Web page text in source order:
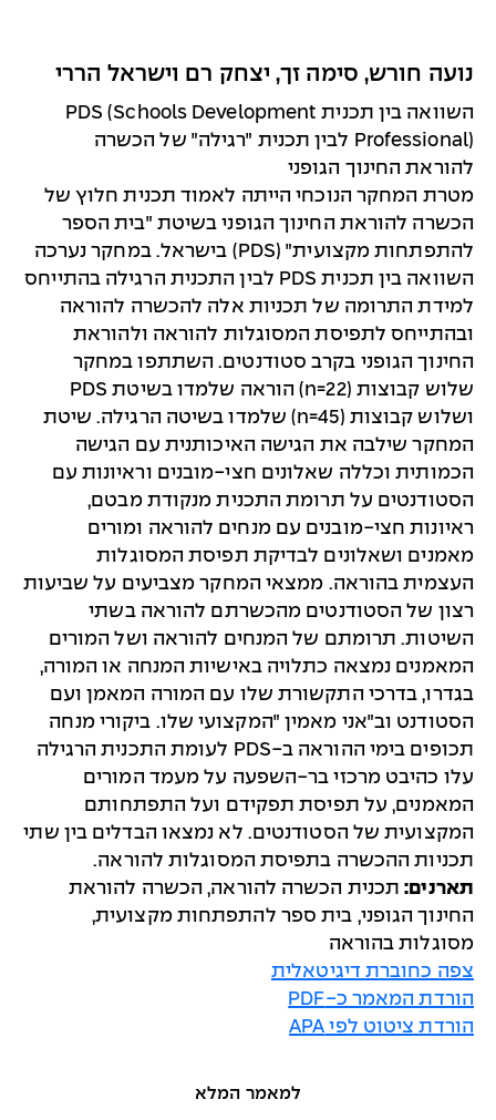
נועה חורש, סימה זך, יצחק רם וישראל הררי
השוואה בין תכנית PDS (Schools Development
Professional) לבין תכנית ״רגילה״ של הכשרה
להוראת החינוך הגופני
מטרת המחקר הנוכחי הייתה לאמוד תכנית חלוץ של
הכשרה להוראת החינוך הגופני בשיטת ״בית הספר
להתפתחות מקצועית״ (PDS) בישראל. במחקר נערכה
השוואה בין תכנית PDS לבין התכנית הרגילה בהתייחס
למידת התרומה של תכניות אלה להכשרה להוראה
ובהתייחס לתפיסת המסוגלות להוראה ולהוראת
החינוך הגופני בקרב סטודנטים. השתתפו במחקר
שלוש קבוצות (n=22) הוראה שלמדו בשיטת PDS
ושלוש קבוצות (n=45) שלמדו בשיטה הרגילה. שיטת
המחקר שילבה את הגישה האיכותנית עם הגישה
הכמותית וכללה שאלונים חצי-מובנים וראיונות עם
הסטודנטים על תרומת התכנית מנקודת מבטם,
ראיונות חצי-מובנים עם מנחים להוראה ומורים
מאמנים ושאלונים לבדיקת תפיסת המסוגלות
העצמית בהוראה. ממצאי המחקר מצביעים על שביעות
רצון של הסטודנטים מהכשרתם להוראה בשתי
השיטות. תרומתם של המנחים להוראה ושל המורים
המאמנים נמצאה כתלויה באישיות המנחה או המורה,
בגדרו, בדרכי התקשורת שלו עם המורה המאמן ועם
הסטודנט וב״אני מאמין ״המקצועי שלו. ביקורי מנחה
תכופים בימי ההוראה ב-PDS לעומת התכנית הרגילה
עלו כהיבט מרכזי בר-השפעה על מעמד המורים
המאמנים, על תפיסת תפקידם ועל התפתחותם
המקצועית של הסטודנטים. לא נמצאו הבדלים בין שתי
תכניות ההכשרה בתפיסת המסוגלות להוראה.
תארנים:תכנית הכשרה להוראה, הכשרה להוראת
החינוך הגופני, בית ספר להתפתחות מקצועית,
מסוגלות בהוראה
צפה כחוברת דיגיטאלית
הורדת המאמר כ-PDF
הורדת ציטוט לפי APA
למאמר המלא